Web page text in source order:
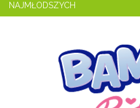
NAJMŁODSZYCH